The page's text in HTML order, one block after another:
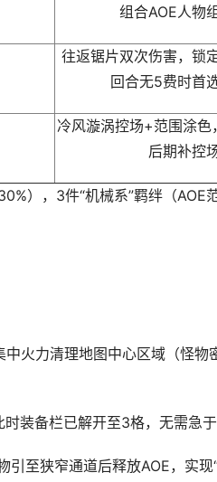
组合AOE人物
往返锯片双次伤害，锁
回合无5费时首
冷风漩涡控场+范围涂色
后期补控
），3件“机械系”羁绊（AOE
火力清理地图中心区域（怪物
装备栏已解开至3格，无需急于
至狭窄通道后释放AOE，实现“